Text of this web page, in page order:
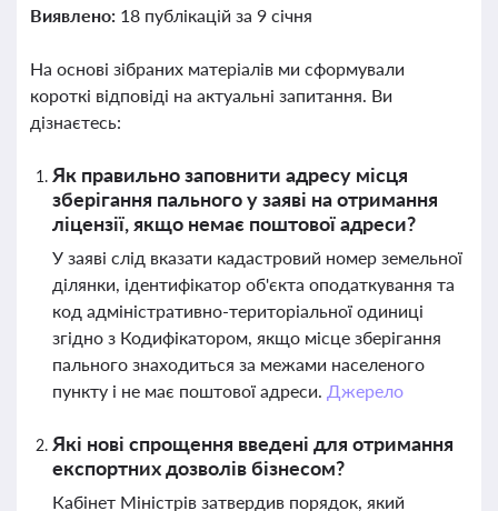
Виявлено: 18 публікацій за 9 січня
На основі зібраних матеріалів ми сформували
короткі відповіді на актуальні запитання. Ви
дізнаєтесь:
Як правильно заповнити адресу місця
зберігання пального у заяві на отримання
ліцензії, якщо немає поштової адреси?
У заяві слід вказати кадастровий номер земельної
ділянки, ідентифікатор об'єкта оподаткування та
код адміністративно-територіальної одиниці
згідно з Кодифікатором, якщо місце зберігання
пального знаходиться за межами населеного
пункту і не має поштової адреси. Джерело
Які нові спрощення введені для отримання
експортних дозволів бізнесом?
Кабінет Міністрів затвердив порядок, який